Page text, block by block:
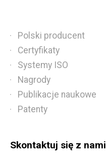
Polski producent
Certyfikaty
Systemy ISO
Nagrody
Publikacje naukowe
Patenty
Skontaktuj się z nami